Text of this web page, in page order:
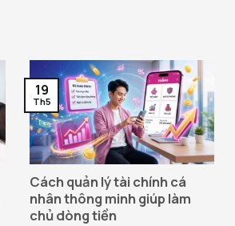
Cách quản lý tài chính cá
nhân thông minh giúp làm
chủ dòng tiền
19
Th5